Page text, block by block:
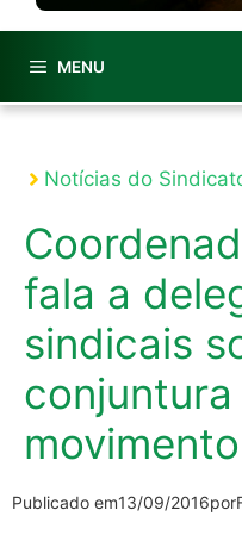
MENU
Notícias do
fala a
sindicais
movimento
Publicado em13/09/2016por